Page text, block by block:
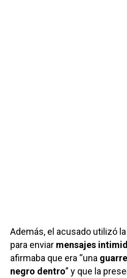
Además, el acusado utilizó
para enviar mensajes
afirmaba que era “una
negro dentro” y que la